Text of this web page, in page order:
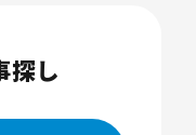
探し